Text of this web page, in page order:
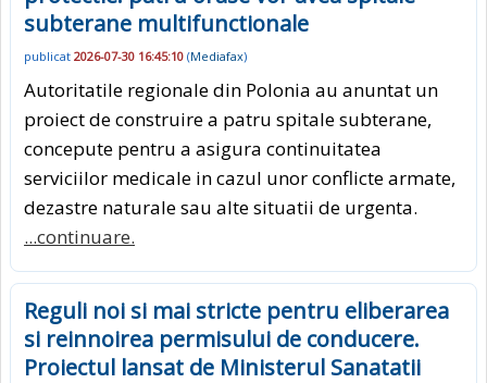
subterane multifunctionale
publicat 2026-07-30 16:45:10 (Mediafax)
Autoritatile regionale din Polonia au anuntat un
proiect de construire a patru spitale subterane,
concepute pentru a asigura continuitatea
serviciilor medicale in cazul unor conflicte armate,
dezastre naturale sau alte situatii de urgenta.
...continuare.
Reguli noi si mai stricte pentru eliberarea
si reinnoirea permisului de conducere.
Proiectul lansat de Ministerul Sanatatii